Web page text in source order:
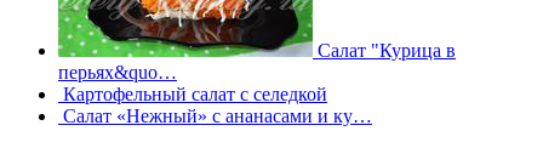
Салат "Курица в
перьях&quo…
Картофельный салат с селедкой
Салат «Нежный» с ананасами и ку…